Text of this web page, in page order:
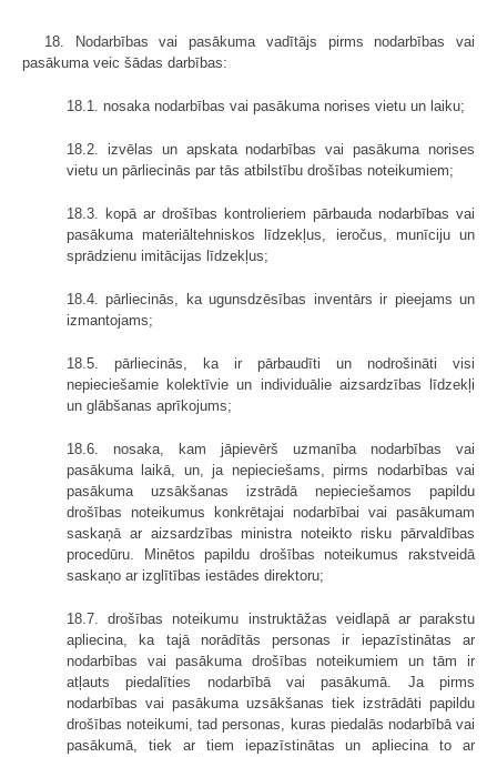
18. Nodarbības vai pasākuma vadītājs pirms nodarbības vai
pasākuma veic šādas darbības:
18.1. nosaka nodarbības vai pasākuma norises vietu un laiku;
18.2. izvēlas un apskata nodarbības vai pasākuma norises
vietu un pārliecinās par tās atbilstību drošības noteikumiem;
18.3. kopā ar drošības kontrolieriem pārbauda nodarbības vai
pasākuma materiāltehniskos līdzekļus, ieročus, munīciju un
sprādzienu imitācijas līdzekļus;
18.4. pārliecinās, ka ugunsdzēsības inventārs ir pieejams un
izmantojams;
18.5. pārliecinās, ka ir pārbaudīti un nodrošināti visi
nepieciešamie kolektīvie un individuālie aizsardzības līdzekļi
un glābšanas aprīkojums;
18.6. nosaka, kam jāpievērš uzmanība nodarbības vai
pasākuma laikā, un, ja nepieciešams, pirms nodarbības vai
pasākuma uzsākšanas izstrādā nepieciešamos papildu
drošības noteikumus konkrētajai nodarbībai vai pasākumam
saskaņā ar aizsardzības ministra noteikto risku pārvaldības
procedūru. Minētos papildu drošības noteikumus rakstveidā
saskaņo ar izglītības iestādes direktoru;
18.7. drošības noteikumu instruktāžas veidlapā ar parakstu
apliecina, ka tajā norādītās personas ir iepazīstinātas ar
nodarbības vai pasākuma drošības noteikumiem un tām ir
atļauts piedalīties nodarbībā vai pasākumā. Ja pirms
nodarbības vai pasākuma uzsākšanas tiek izstrādāti papildu
drošības noteikumi, tad personas, kuras piedalās nodarbībā vai
pasākumā, tiek ar tiem iepazīstinātas un apliecina to ar